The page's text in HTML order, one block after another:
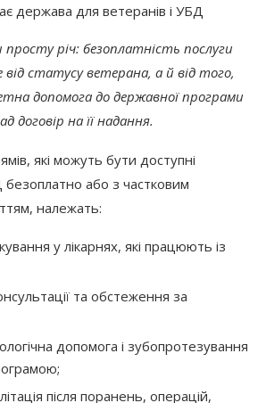
держава для ветеранів і УБД
річ: безоплатність послуги
статусу ветерана, а й від того,
допомога до державної програми
договір на її надання.
які можуть бути доступні
або з частковим
належать:
у лікарнях, які працюють із
та обстеження за
допомога і зубопротезування
після поранень, операцій,